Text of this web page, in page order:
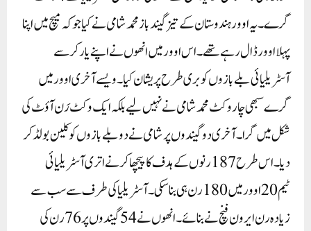
گرے۔ یہ اوور ہندوستان کے تیز گیندباز محمد شامی نے کیا جو کہ میچ میں اپنا
پہلا اوور ڈال رہے تھے۔ اس اوور میں انھوں نے اپنے یارکر سے
آسٹریلیائی بلے بازوں کو بری طرح پریشان کیا۔ویسے آخری اوور میں
گرے سبھی چار وکٹ محمد شامی نے نہیں لیے بلکہ ایک وکٹ رَن آؤٹ کی
شکل میں گرا۔ آخری دو گیندوں پر شامی نے دو بلے بازوں کو کلین بولڈ کر
دیا۔ اس طرح 187 رنوں کے ہدف کا پیچھا کرنے اتری آسٹریلیائی
ٹیم 20 اوور میں 180 رن ہی بنا سکی۔ آسٹریلیا کی طرف سے سب سے
زیادہ رن ایرون فنچ نے بنائے۔ انھوں نے 54 گیندوں پر 76 رن کی